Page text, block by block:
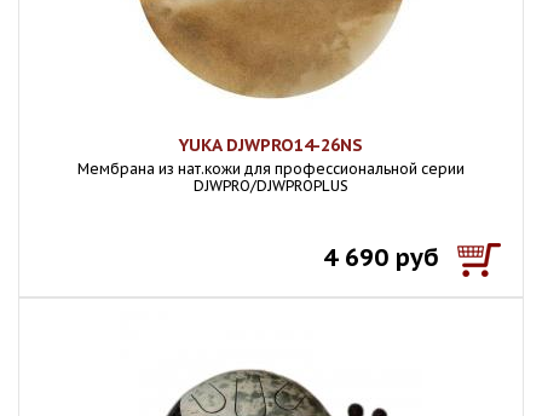
YUKA DJWPRO14-26NS
Мембрана из нат.кожи для профессиональной серии
DJWPRO/DJWPROPLUS
4 690 руб